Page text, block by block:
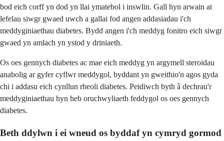
bod eich corff yn dod yn llai ymatebol i inswlin. Gall hyn arwain at
lefelau siwgr gwaed uwch a gallai fod angen addasiadau i'ch
meddyginiaethau diabetes. Bydd angen i'ch meddyg fonitro eich siwgr
gwaed yn amlach yn ystod y driniaeth.
Os oes gennych diabetes ac mae eich meddyg yn argymell steroidau
anabolig ar gyfer cyflwr meddygol, byddant yn gweithio'n agos gyda
chi i addasu eich cynllun rheoli diabetes. Peidiwch byth â dechrau'r
meddyginiaethau hyn heb oruchwyliaeth feddygol os oes gennych
diabetes.
Beth ddylwn i ei wneud os byddaf yn cymryd gormod